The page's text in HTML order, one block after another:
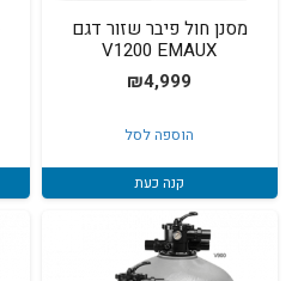
מסנן חול פיבר שזור דגם
V1200 EMAUX
₪4,999
הוספה לסל
קנה כעת